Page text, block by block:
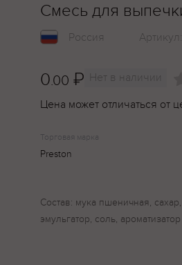
Смесь для
Россия Артикул:
0.00 ₽ Нет в наличии
Цена может отличаться от
Торговая марка
Preston
Состав: мука пшеничная,
эмульгатор, соль,